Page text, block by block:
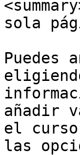
sola
Puedes
añadir
el
las